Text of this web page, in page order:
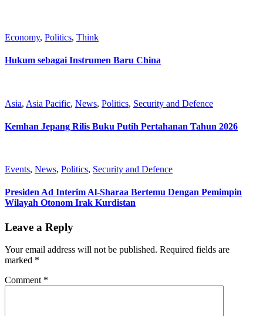
Economy, Politics, Think
Hukum sebagai Instrumen Baru China
Asia, Asia Pacific, News, Politics, Security and Defence
Kemhan Jepang Rilis Buku Putih Pertahanan Tahun 2026
Events, News, Politics, Security and Defence
Presiden Ad Interim Al-Sharaa Bertemu Dengan Pemimpin
Wilayah Otonom Irak Kurdistan
Leave a Reply
Your email address will not be published. Required fields are
marked *
Comment *